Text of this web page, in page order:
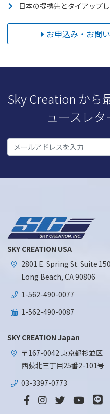
日本の提携先とタイアップ
お申込み・お問
Sky Creation から
ュースレ
SKY CREATION USA
2801 E. Spring St. Suite 150
Long Beach, CA 90806
1-562-490-0077
1-562-490-0087
SKY CREATION Japan
〒167-0042 東京都杉並区
西荻北三丁目25番2-101号
03-3397-0773